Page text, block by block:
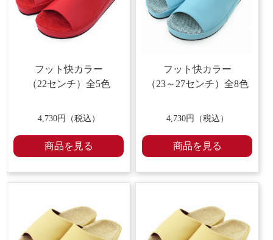
フット快カラー
（22センチ） 全5色
4,730円（税込）
商品を見る
フット快カラー
（23～27センチ） 全8色
4,730円（税込）
商品を見る